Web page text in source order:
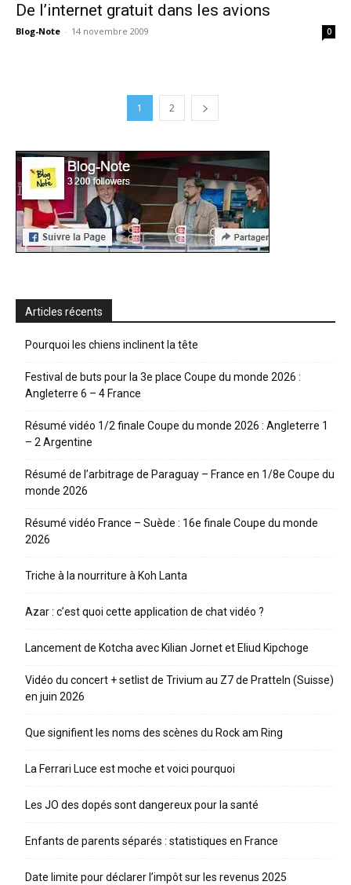
De l’internet gratuit dans les avions
Blog-Note - 14 novembre 2009 0
1 2
Articles récents
Pourquoi les chiens inclinent la tête
Festival de buts pour la 3e place Coupe du monde 2026 :
Angleterre 6 – 4 France
Résumé vidéo 1/2 finale Coupe du monde 2026 : Angleterre 1
– 2 Argentine
Résumé de l’arbitrage de Paraguay – France en 1/8e Coupe du
monde 2026
Résumé vidéo France – Suède : 16e finale Coupe du monde
2026
Triche à la nourriture à Koh Lanta
Azar : c’est quoi cette application de chat vidéo ?
Lancement de Kotcha avec Kilian Jornet et Eliud Kipchoge
Vidéo du concert + setlist de Trivium au Z7 de Pratteln (Suisse)
en juin 2026
Que signifient les noms des scènes du Rock am Ring
La Ferrari Luce est moche et voici pourquoi
Les JO des dopés sont dangereux pour la santé
Enfants de parents séparés : statistiques en France
Date limite pour déclarer l’impôt sur les revenus 2025